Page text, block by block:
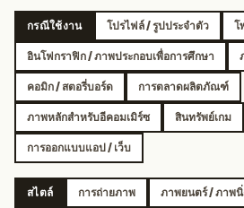
กรณีใช้งาน โปรไฟล์ / รูปประจำตัว โ
อินโฟกราฟิก / ภาพประกอบเพื่อการศึกษา
คอมิก / สตอรี่บอร์ด การตลาดผลิตภัณฑ์
ภาพหลักสำหรับอีคอมเมิร์ซ สินทรัพย์เกม
การออกแบบแอป / เว็บ
สไตล์ การถ่ายภาพ ภาพยนตร์ / ภาพ